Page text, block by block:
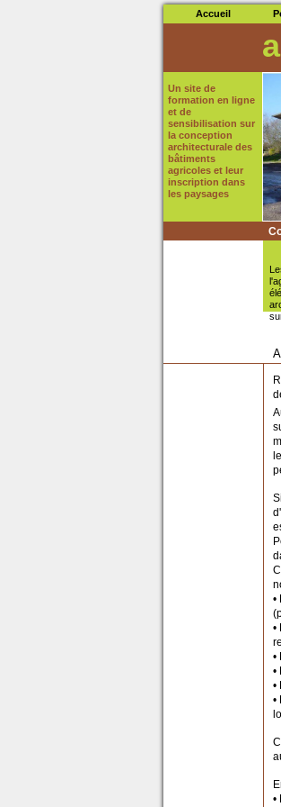
Accueil
a
Un site de
formation en ligne
et de
sensibilisation sur
la conception
architecturale des
bâtiments
agricoles et leur
inscription dans
les paysages
•
•
•
•
•
•
•